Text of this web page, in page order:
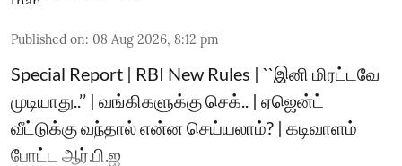
Published on: 08 Aug 2026, 8:12 pm
Special Report | RBI New Rules | ``இனி மிரட்டவே
முடியாது..’’ | வங்கிகளுக்கு செக்.. | ஏஜென்ட்
வீட்டுக்கு வந்தால் என்ன செய்யலாம்? | கடிவாளம்
போட்ட ஆர்.பி.ஐ